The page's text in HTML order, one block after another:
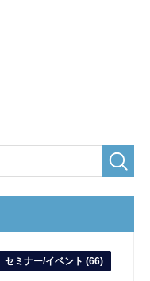
セミナー/イベント (66)